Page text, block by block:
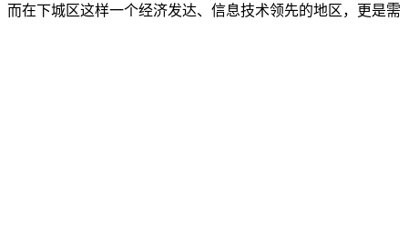
在下城区这样一个经济发达、信息技术领先的地区，更是需